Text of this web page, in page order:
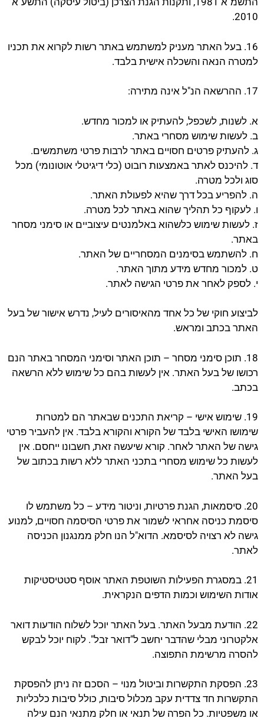
2010.
16. בעל האתר מעניק למשתמש באתר רשות לקרוא את תכניו
למטרה הנאה והשכלה אישית בלבד.
17. ההרשאה הנ"ל אינה מתירה:
א. לשנות, לשכפל, להעתיק או למכור מחדש.
ב. לעשות שימוש מסחרי באתר.
ג. להעתיק פרטים חסויים באתר לרבות פרטי משתמשים.
ד. להיכנס לאתר באמצעות רובוט (כלי דיגיטלי אוטונומי) מכל
סוג ולכל מטרה.
ה. להפריע בכל דרך שהיא לפעולת האתר.
ו. לעקוף כל תהליך שהוא באתר לכל מטרה.
ז. לעשות שימוש כלשהוא באלמנטים עיצוביים או סימני מסחר
באתר.
ח. להשתמש בסימנים המסחריים של האתר.
ט. למכור מחדש מידע מתוך האתר.
י. לספק לאחר את פרטי הגישה לאתר.
לביצוע חוקי של כל אחד מהאיסורים לעיל, נדרש אישור של בעל
האתר בכתב ומראש.
18. תוכן סימני מסחר – תוכן האתר וסימני המסחר באתר הנם
רכושו של בעל האתר. אין לעשות בהם כל שימוש ללא הרשאה
בכתב.
19. שימוש אישי – קריאת התכנים שבאתר הם למטרות
שימושו האישי בלבד של הקורא והקורא בלבד. אין להעביר פרטי
גישה של האתר לאחר. קורא שיעשה זאת, חשבונו ייחסם. אין
לעשות כל שימוש מסחרי בתכני האתר ללא רשות בכתוב של
בעל האתר.
20. סיסמאות, הגנת פרטיות, וניטור מידע – כל משתמש לו
סיסמת כניסה אחראי לשמור את פרטי הסיסמה חסויים, למנוע
גישה לא רצויה לסיסמא. הדוא"ל הנו חלק ממנגנון הכניסה
לאתר.
21. במסגרת הפעילות השוטפת האתר אוסף סטטיסטיקות
אודות השימוש וכמות הדפים הנקראית.
22. הודעת מבעל האתר. בעל האתר יוכל לשלוח הודעות דואר
אלקטרוני מבלי שהדבר יחשב ל"דואר זבל". לקוח יוכל לבקש
להסרה מרשימת התפוצה.
23. הפסקת התקשרות וביטול מנוי – הסכם זה ניתן להפסקת
התקשרות חד צדדית עקב מכלול סיבות, כולל סיבות כלכליות
או משפטיות. כל הפרה של תנאי או חלק מתנאי הנם עילה